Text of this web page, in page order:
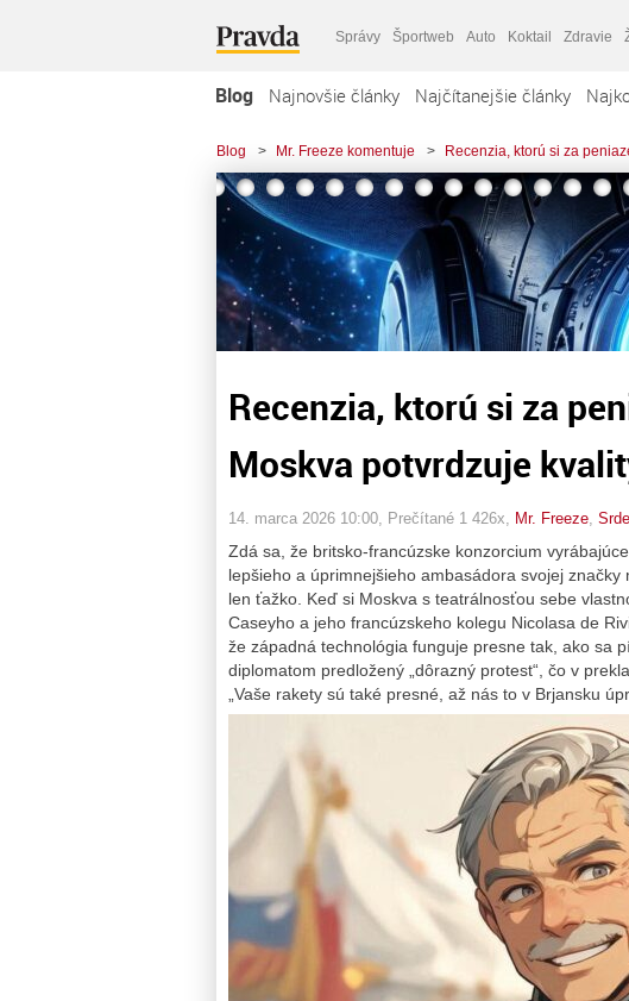
Správy Športweb Auto Koktail Zdravie
Blog Najnovšie články Najčítanejšie články
Blog > Mr. Freeze komentuje > Recenzia, ktorú si za
Recenzia, ktorú si za
Moskva potvrdzuje
14. marca 2026 10:00 , Prečítané 1 426x, Mr. Freeze
Zdá sa, že britsko-francúzske konzorcium
lepšieho a úprimnejšieho ambasádora svojej
len ťažko. Keď si Moskva s teatrálnosťou sebe
Caseyho a jeho francúzskeho kolegu Nicolasa de
že západná technológia funguje presne tak, ako sa
diplomatom predložený „dôrazný protest“, čo v
„Vaše rakety sú také presné, až nás to v Brjansku